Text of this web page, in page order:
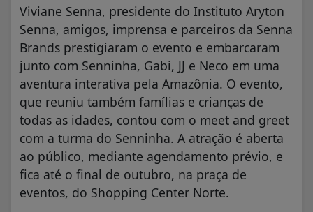
Viviane Senna, presidente do Instituto Aryton
Senna, amigos, imprensa e parceiros da Senna
Brands prestigiaram o evento e embarcaram
junto com Senninha, Gabi, JJ e Neco em uma
aventura interativa pela Amazônia. O evento,
que reuniu também famílias e crianças de
todas as idades, contou com o meet and greet
com a turma do Senninha. A atração é aberta
ao público, mediante agendamento prévio, e
fica até o final de outubro, na praça de
eventos, do Shopping Center Norte.